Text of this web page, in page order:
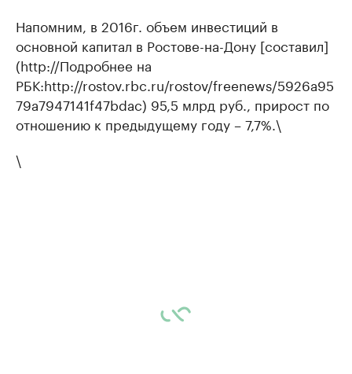
Напомним, в 2016г. объем инвестиций в
основной капитал в Ростове-на-Дону [составил]
(http://Подробнее на
РБК:http://rostov.rbc.ru/rostov/freenews/5926a95
79a7947141f47bdac) 95,5 млрд руб., прирост по
отношению к предыдущему году – 7,7%.\
\